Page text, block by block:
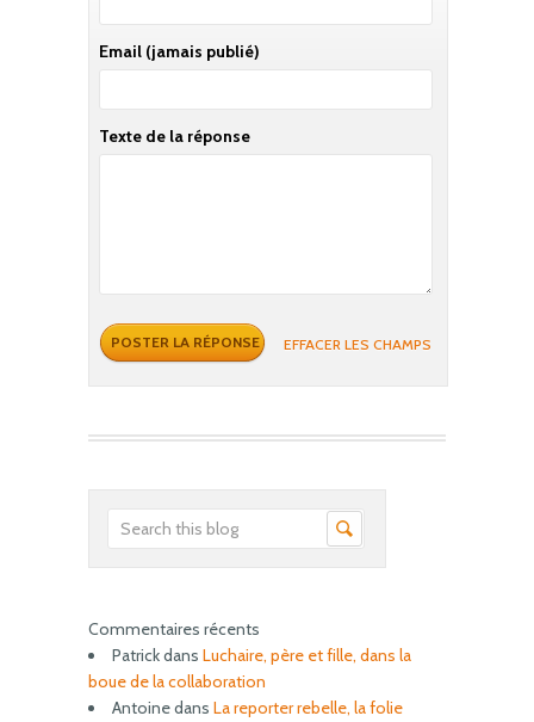
Email (jamais publié)
Texte de la réponse
EFFACER LES CHAMPS
Commentaires récents
Patrickdans Luchaire, père et fille, dans la
boue de la collaboration
Antoinedans La reporter rebelle, la folie